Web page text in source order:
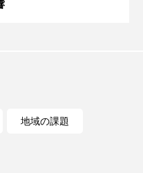
地域の課題